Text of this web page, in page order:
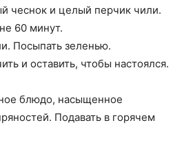
чеснок и целый перчик чили.
60 минут.
Посыпать зеленью.
и оставить, чтобы настоялся.
блюдо, насыщенное
Подавать в горячем